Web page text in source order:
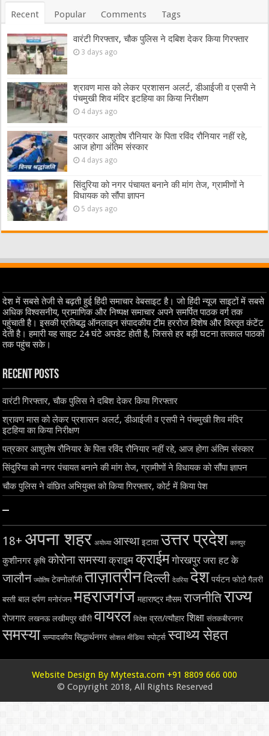
Recent Popular Comments Tags
वारंटी गिरफ्तार, चौक पुलिस ने दबिश देकर किया गिरफ्तार
3 days ago
श्रावण मास को लेकर प्रशासन अलर्ट, डीआईजी व एसपी ने
पंचमुखी शिव मंदिर इटहिया का किया निरीक्षण
4 days ago
पत्रकार आशुतोष रौनियार के पिता रविंद रौनियार नहीं रहे,
आज होगा अंतिम संस्कार
4 days ago
सिंदुरिया को नगर पंचायत बनाने की मांग तेज, ग्रामीणों ने
विधायक को सौंपा ज्ञापन
5 days ago
देश में सबसे तेजी से बढ़ती हुई हिंदी समाचार वेबसाइट है। जो हिंदी न्यूज साइटों में सबसे
अधिक विश्वसनीय, प्रामाणिक और निष्पक्ष समाचार अपने समर्पित पाठक वर्ग तक
पहुंचाती है। इसकी प्रतिबद्ध ऑनलाइन संपादकीय टीम हररोज विशेष और विस्तृत कंटेंट
देती है। हमारी यह साइट 24 घंटे अपडेट होती है, जिससे हर बड़ी घटना तत्काल पाठकों
तक पहुंच सके।
Recent Posts
वारंटी गिरफ्तार, चौक पुलिस ने दबिश देकर किया गिरफ्तार
श्रावण मास को लेकर प्रशासन अलर्ट, डीआईजी व एसपी ने पंचमुखी शिव मंदिर
इटहिया का किया निरीक्षण
पत्रकार आशुतोष रौनियार के पिता रविंद रौनियार नहीं रहे, आज होगा अंतिम संस्कार
सिंदुरिया को नगर पंचायत बनाने की मांग तेज, ग्रामीणों ने विधायक को सौंपा ज्ञापन
चौक पुलिस ने वांछित अभियुक्त को किया गिरफ्तार, कोर्ट में किया पेश
–
18+ अपना शहर अयोध्या आस्था इटावा उत्तर प्रदेश कानपुर
कुशीनगर कृषि कोरोना समस्या क्राइम क्राईम गोरखपुर जरा हट के
जालौन ज्योतिष टेक्नोलॉजी ताज़ातरीनदिल्ली देवरिया देश पर्यटन फोटो गैलरी
बस्ती बाल दर्पण मनोरंजन महराजगंज महाराष्ट्र मौसम राजनीतिराज्य
रोजगार लखनऊ लखीमपुर खीरी वायरल विदेश व्रत/त्यौहार शिक्षा संतकबीरनगर
समस्या सम्पादकीय सिद्धार्थनगर सोशल मीडिया स्पोर्ट्स स्वाथ्य सेहत
Website Design By Mytesta.com +91 8809 666 000
© Copyright 2018, All Rights Reserved